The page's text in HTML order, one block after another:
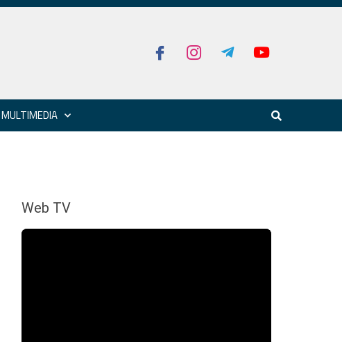
MULTIMEDIA
Web TV